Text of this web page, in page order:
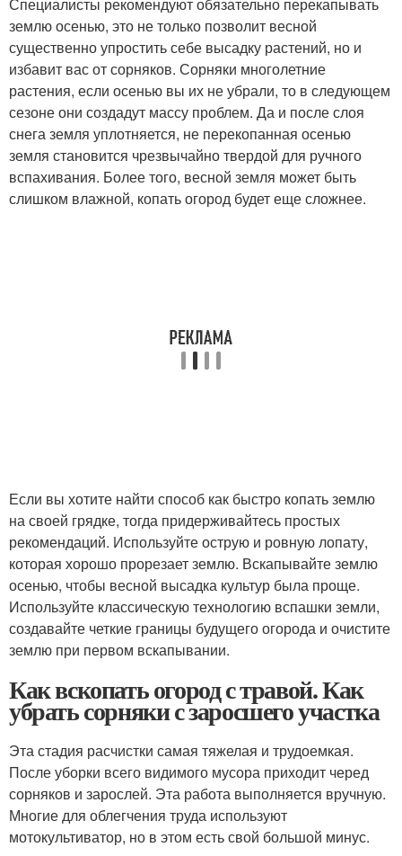
Специалисты рекомендуют обязательно перекапывать
землю осенью, это не только позволит весной
существенно упростить себе высадку растений, но и
избавит вас от сорняков. Сорняки многолетние
растения, если осенью вы их не убрали, то в следующем
сезоне они создадут массу проблем. Да и после слоя
снега земля уплотняется, не перекопанная осенью
земля становится чрезвычайно твердой для ручного
вспахивания. Более того, весной земля может быть
слишком влажной, копать огород будет еще сложнее.
Если вы хотите найти способ как быстро копать землю
на своей грядке, тогда придерживайтесь простых
рекомендаций. Используйте острую и ровную лопату,
которая хорошо прорезает землю. Вскапывайте землю
осенью, чтобы весной высадка культур была проще.
Используйте классическую технологию вспашки земли,
создавайте четкие границы будущего огорода и очистите
землю при первом вскапывании.
Как вскопать огород с травой. Как
убрать сорняки с заросшего участка
Эта стадия расчистки самая тяжелая и трудоемкая.
После уборки всего видимого мусора приходит черед
сорняков и зарослей. Эта работа выполняется вручную.
Многие для облегчения труда используют
мотокультиватор, но в этом есть свой большой минус.